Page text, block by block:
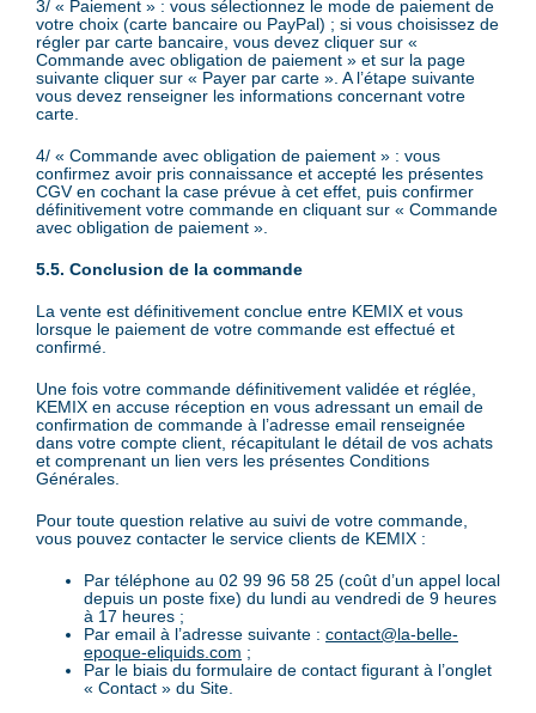
3/ « Paiement » : vous sélectionnez le mode de paiement de
votre choix (carte bancaire ou PayPal) ; si vous choisissez de
régler par carte bancaire, vous devez cliquer sur «
Commande avec obligation de paiement » et sur la page
suivante cliquer sur « Payer par carte ». A l’étape suivante
vous devez renseigner les informations concernant votre
carte.
4/ « Commande avec obligation de paiement » : vous
confirmez avoir pris connaissance et accepté les présentes
CGV en cochant la case prévue à cet effet, puis confirmer
définitivement votre commande en cliquant sur « Commande
avec obligation de paiement ».
5.5. Conclusion de la commande
La vente est définitivement conclue entre KEMIX et vous
lorsque le paiement de votre commande est effectué et
confirmé.
Une fois votre commande définitivement validée et réglée,
KEMIX en accuse réception en vous adressant un email de
confirmation de commande à l’adresse email renseignée
dans votre compte client, récapitulant le détail de vos achats
et comprenant un lien vers les présentes Conditions
Générales.
Pour toute question relative au suivi de votre commande,
vous pouvez contacter le service clients de KEMIX :
Par téléphone au 02 99 96 58 25 (coût d’un appel local
depuis un poste fixe) du lundi au vendredi de 9 heures
à 17 heures ;
Par email à l’adresse suivante : contact@la-belle-
epoque-eliquids.com ;
Par le biais du formulaire de contact figurant à l’onglet
« Contact » du Site.